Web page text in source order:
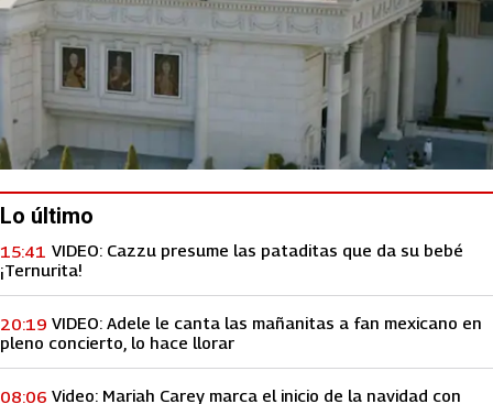
Lo último
VIDEO: Cazzu presume las pataditas que da su bebé
¡Ternurita!
15:41
VIDEO: Adele le canta las mañanitas a fan mexicano en
pleno concierto, lo hace llorar
20:19
Video: Mariah Carey marca el inicio de la navidad con
08:06